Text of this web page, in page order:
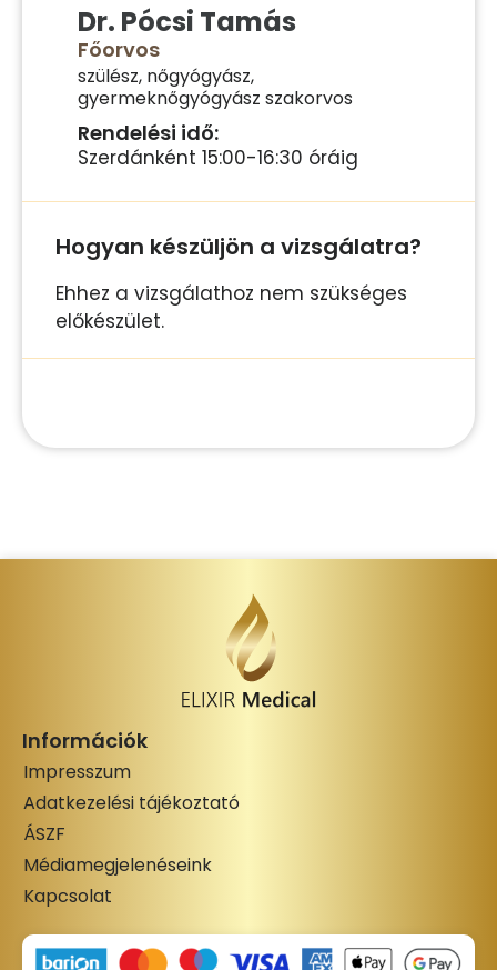
Dr. Pócsi Tamás
Főorvos
szülész, nőgyógyász,
gyermeknőgyógyász szakorvos
Rendelési idő:
Szerdánként 15:00-16:30 óráig
Hogyan készüljön a vizsgálatra?
Ehhez a vizsgálathoz nem szükséges
előkészület.
Információk
Impresszum
Adatkezelési tájékoztató
ÁSZF
Médiamegjelenéseink
Kapcsolat